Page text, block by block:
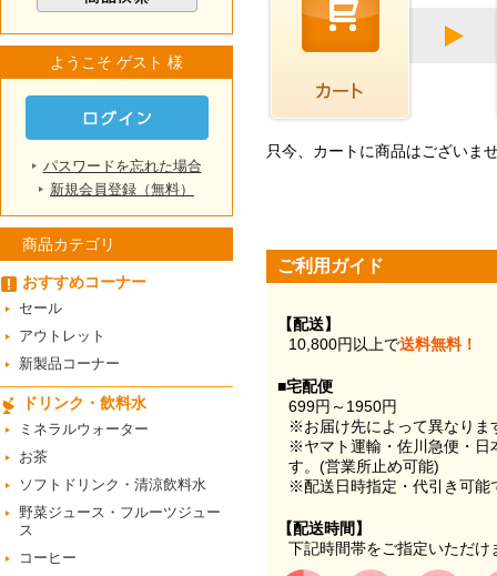
只今、カートに商品はございま
ご利用ガイド
【配送】
10,800円以上で送料無料！
■宅配便
699円～1950円
※お届け先によって異なりま
※ヤマト運輸・佐川急便・日
す。(営業所止め可能)
※配送日時指定・代引き可能
【配送時間】
下記時間帯をご指定いただけ
ようこそ ゲスト 様
パスワードを忘れた場合
新規会員登録（無料）
商品カテゴリ
おすすめコーナー
セール
アウトレット
新製品コーナー
ドリンク・飲料水
ミネラルウォーター
お茶
ソフトドリンク・清涼飲料水
野菜ジュース・フルーツジュー
ス
コーヒー